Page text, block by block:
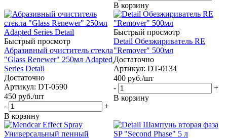
В корзину
Быстрый просмотр
Абразивный очиститель стекла
"Glass Renewer" 250мл Adapted
Series Detail
Достаточно
Артикул: DT-0590
450 руб./шт
-
+
В корзину
Быстрый просмотр
Detail Обезжириватель RE
"Remover" 500мл
Достаточно
Артикул: DT-0134
400 руб./шт
-
+
В корзину